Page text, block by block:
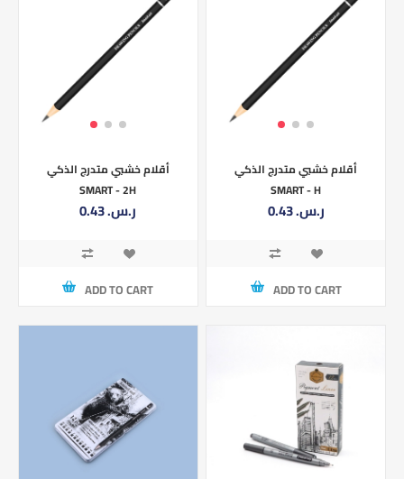
أقلام خشبي متدرج الذكي
SMART - 2H
0.43 ر.س.‏
ADD TO CART
أقلام خشبي متدرج الذكي
SMART - H
0.43 ر.س.‏
ADD TO CART